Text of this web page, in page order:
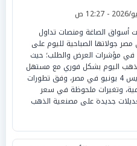
أسواق الصاغة ومنصات تداول
مصر جولاتها الصباحية لليوم على
في مؤشرات العرض والطلب؛ حيث
اليوم بشكل فوري مع مستهل
تعاملات اليوم الخميس 4 يونيو في مصر، وفق تطورات
وتغيرات ملحوظة في سعر
جديدة على مصنعية الذهب